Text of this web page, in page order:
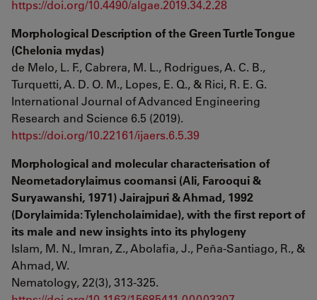
https://doi.org/10.4490/algae.2019.34.2.28
Morphological Description of the Green Turtle Tongue
(Chelonia mydas)
de Melo, L. F., Cabrera, M. L., Rodrigues, A. C. B.,
Turquetti, A. D. O. M., Lopes, E. Q., & Rici, R. E. G.
International Journal of Advanced Engineering
Research and Science 6.5 (2019).
https://doi.org/10.22161/ijaers.6.5.39
Morphological and molecular characterisation of
Neometadorylaimus coomansi (Ali, Farooqui &
Suryawanshi, 1971) Jairajpuri & Ahmad, 1992
(Dorylaimida: Tylencholaimidae), with the first report of
its male and new insights into its phylogeny
Islam, M. N., Imran, Z., Abolafia, J., Peña-Santiago, R., &
Ahmad, W.
Nematology, 22(3), 313-325.